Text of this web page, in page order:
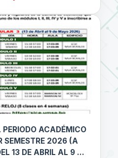
ACADÉMICO
SEMESTRE 2026 (A
13 DE ABRIL AL 9 DE